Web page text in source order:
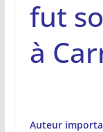
fut
à
Auteur